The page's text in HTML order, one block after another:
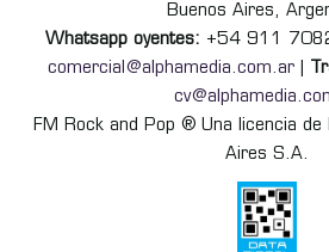
Buenos Aires,
Whatsapp oyentes: +54 911
comercial@alphamedia.com.ar
FM Rock and Pop ® Una licencia de
Aires S.A.